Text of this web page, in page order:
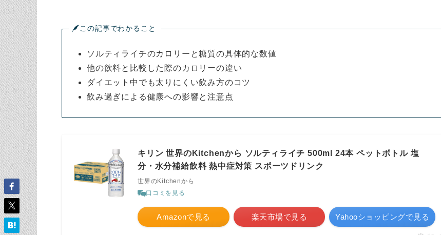
この記事でわかること
ソルティライチのカロリーと糖質の具体的な数値
他の飲料と比較した際のカロリーの違い
ダイエット中でも太りにくい飲み方のコツ
飲み過ぎによる健康への影響と注意点
キリン 世界のKitchenから ソルティライチ 500ml 24本 ペットボトル 塩
分・水分補給飲料 熱中症対策 スポーツドリンク
世界のKitchenから
口コミを見る
Amazonで見る 楽天市場で見る Yahooショッピングで見る